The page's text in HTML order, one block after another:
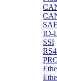
IO-
SSI